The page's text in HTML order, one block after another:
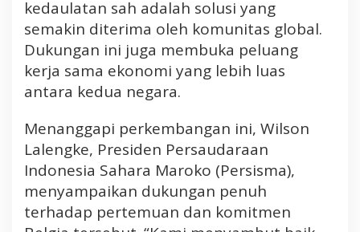
kedaulatan sah adalah solusi yang
semakin diterima oleh komunitas global.
Dukungan ini juga membuka peluang
kerja sama ekonomi yang lebih luas
antara kedua negara.
Menanggapi perkembangan ini, Wilson
Lalengke, Presiden Persaudaraan
Indonesia Sahara Maroko (Persisma),
menyampaikan dukungan penuh
terhadap pertemuan dan komitmen